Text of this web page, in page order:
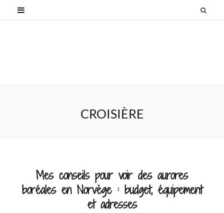
CROISIÈRE
Mes conseils pour voir des aurores
boréales en Norvège : budget, équipement
et adresses